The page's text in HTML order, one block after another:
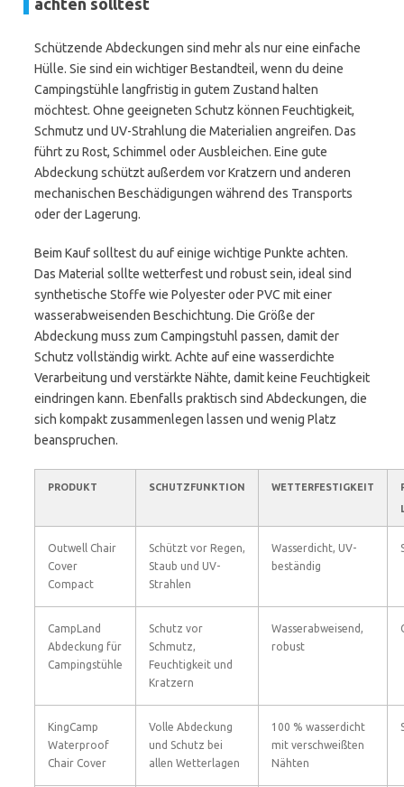
achten solltest
Schützende Abdeckungen sind mehr als nur eine einfache
Hülle. Sie sind ein wichtiger Bestandteil, wenn du deine
Campingstühle langfristig in gutem Zustand halten
möchtest. Ohne geeigneten Schutz können Feuchtigkeit,
Schmutz und UV-Strahlung die Materialien angreifen. Das
führt zu Rost, Schimmel oder Ausbleichen. Eine gute
Abdeckung schützt außerdem vor Kratzern und anderen
mechanischen Beschädigungen während des Transports
oder der Lagerung.
Beim Kauf solltest du auf einige wichtige Punkte achten.
Das Material sollte wetterfest und robust sein, ideal sind
synthetische Stoffe wie Polyester oder PVC mit einer
wasserabweisenden Beschichtung. Die Größe der
Abdeckung muss zum Campingstuhl passen, damit der
Schutz vollständig wirkt. Achte auf eine wasserdichte
Verarbeitung und verstärkte Nähte, damit keine Feuchtigkeit
eindringen kann. Ebenfalls praktisch sind Abdeckungen, die
sich kompakt zusammenlegen lassen und wenig Platz
beanspruchen.
PRODUKT SCHUTZFUNKTION WETTERFESTIGKEIT
Outwell Chair
Cover
Compact
Schützt vor Regen,
Staub und UV-
Strahlen
Wasserdicht, UV-
beständig
CampLand
Abdeckung für
Campingstühle
Schutz vor
Schmutz,
Feuchtigkeit und
Kratzern
Wasserabweisend,
robust
KingCamp
Waterproof
Chair Cover
Volle Abdeckung
und Schutz bei
allen Wetterlagen
100 % wasserdicht
mit verschweißten
Nähten